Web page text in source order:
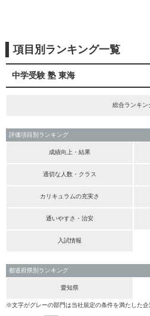
項目別ランキング一覧
中学受験 塾 東海
総合ランキン
評価項目別ランキング
成績向上・結果
適切な人数・クラス
カリキュラムの充実さ
通いやすさ・治安
入試情報
都道府県別ランキング
愛知県
※文字がグレーの部門は当社規定の条件を満たした企